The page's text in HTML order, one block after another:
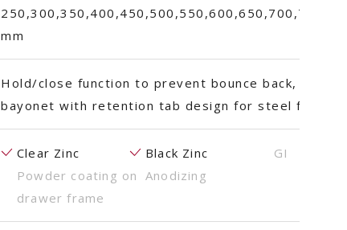
mm
Hold/close function to prevent bounce back,
bayonet with retention tab design for steel
Clear Zinc Black Zinc
GI
Powder coating on
drawer frame
Anodizing